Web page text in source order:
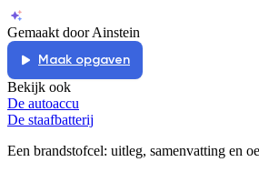
Gemaakt door Ainstein
Maak opgaven
Bekijk ook
De autoaccu
De staafbatterij
Een brandstofcel: uitleg, samenvatting en